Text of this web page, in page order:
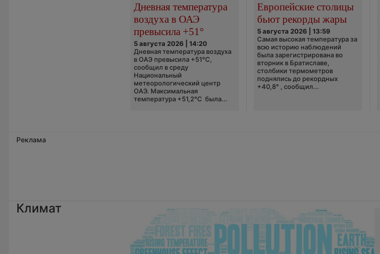
Дневная температура
воздуха в ОАЭ
превысила +51°
5 августа 2026 | 14:20
Дневная температура воздуха
в ОАЭ превысила +51°C,
сообщил в среду
Национальный
метеорологический центр
ОАЭ. Максимальная
температура +51,2°C была...
Европейские столицы
бьют рекорды жары
5 августа 2026 | 13:59
Самая высокая температура за
всю историю наблюдений
была зарегистрирована во
вторник в Братиславе,
столбики термометров
поднялись до рекордных
+40,8° , сообщил...
Реклама
Климат